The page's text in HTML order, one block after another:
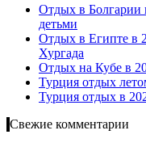
Отдых в Болгарии
детьми
Отдых в Египте в
Хургада
Отдых на Кубе в
Турция отдых
Турция отдых в
Свежие комментарии